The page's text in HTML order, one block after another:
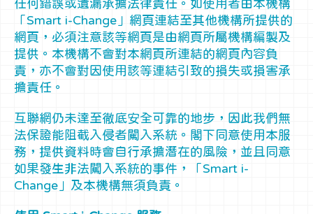
任何錯誤或遺漏承擔法律責任。如使用者由本機構
「Smart i-Change」網頁連結至其他機構所提供的
網頁，必須注意該等網頁是由網頁所屬機構編製及
提供。本機構不會對本網頁所連結的網頁內容負
責，亦不會對因使用該等連結引致的損失或損害承
擔責任。
互聯網仍未達至徹底安全可靠的地步，因此我們無
法保證能阻截入侵者闖入系統。閣下同意使用本服
務，提供資料時會自行承擔潛在的風險，並且同意
如果發生非法闖入系統的事件，「Smart i-
Change」及本機構無須負責。